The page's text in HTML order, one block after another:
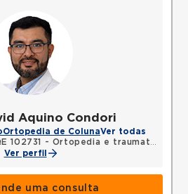
Aquino Condori
Ortopedia de ColunaVer todas
102731 - Ortopedia e traumatologia
Ver perfil
uma consulta